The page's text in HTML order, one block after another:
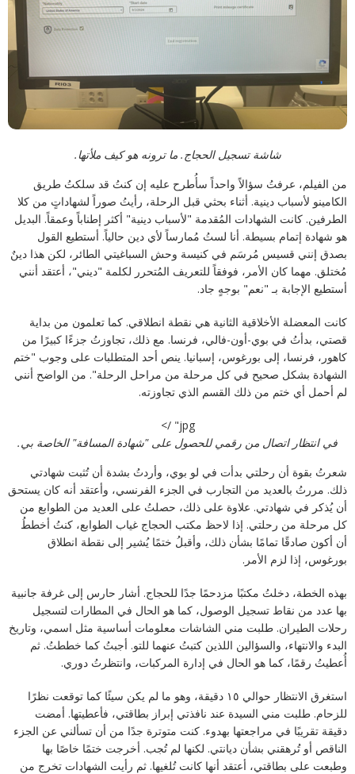
شاشة تسجيل الحجاج. ما ترونه هو كيف ملأتها.
من الفيلم، عرفتُ سؤالاً واحداً سأُطرح عليه إن كنتُ قد سلكتُ طريق
الكامينو لأسباب دينية. أثناء بحثي قبل الرحلة، رأيتُ صوراً لشهاداتٍ من كلا
الطرفين. كانت الشهادات المُقدمة "لأسباب دينية" أكثر إطناباً وعمقاً. البديل
هو شهادة إتمام بسيطة. أنا لستُ مُمارساً لأي دين حالياً. أستطيع القول
بصدق إنني قسيس مُرسَم في كنيسة وحش السباغيتي الطائر، لكن هذا دينٌ
مُختلق. مهما كان الأمر، فوفقاً للتعريف المُتحرر لكلمة "ديني"، أعتقد أنني
أستطيع الإجابة بـ "نعم" بوجهٍ جاد.
كانت المعضلة الأخلاقية الثانية هي نقطة انطلاقي. كما تعلمون من بداية
قصتي، بدأتُ في بوي-أون-فالي، فرنسا. مع ذلك، تجاوزتُ جزءًا كبيرًا من
كاهور، فرنسا، إلى بورغوس، إسبانيا. ينص أحد المتطلبات على وجوب "ختم
الشهادة بشكل صحيح في كل مرحلة من مراحل الرحلة". من الواضح أنني
لم أحمل أي ختم من ذلك القسم الذي تجاوزته.
jpg" />
في انتظار اتصال من رقمي للحصول على "شهادة المسافة" الخاصة بي.
شعرتُ بقوة أن رحلتي بدأت في لو بوي، وأردتُ بشدة أن تُثبت شهادتي
ذلك. مررتُ بالعديد من التجارب في الجزء الفرنسي، وأعتقد أنه كان يستحق
أن يُذكر في شهادتي. علاوة على ذلك، حصلتُ على العديد من الطوابع من
كل مرحلة من رحلتي. إذا لاحظ مكتب الحجاج غياب الطوابع، كنتُ أخططُ
أن أكون صادقًا تمامًا بشأن ذلك، وأقبلُ ختمًا يُشير إلى نقطة انطلاق
بورغوس، إذا لزم الأمر.
بهذه الخطة، دخلتُ مكتبًا مزدحمًا جدًا للحجاج. أشار حارس إلى غرفة جانبية
بها عدد من نقاط تسجيل الوصول، كما هو الحال في المطارات لتسجيل
رحلات الطيران. طلبت مني الشاشات معلومات أساسية مثل اسمي، وتاريخ
البدء والانتهاء، والسؤالين اللذين كتبتُ عنهما للتو. أجبتُ كما خططتُ. ثم
أُعطيتُ رقمًا، كما هو الحال في إدارة المركبات، وانتظرتُ دوري.
استغرق الانتظار حوالي ١٥ دقيقة، وهو ما لم يكن سيئًا كما توقعت نظرًا
للزحام. طلبت مني السيدة عند نافذتي إبراز بطاقتي، فأعطيتها. أمضت
دقيقة تقريبًا في مراجعتها بهدوء. كنت متوترة جدًا من أن تسألني عن الجزء
الناقص أو تُرهقني بشأن ديانتي. لكنها لم تُجب. أخرجت ختمًا خاصًا بها
وطبعت على بطاقتي، أعتقد أنها كانت تُلغيها. ثم رأيت الشهادات تخرج من